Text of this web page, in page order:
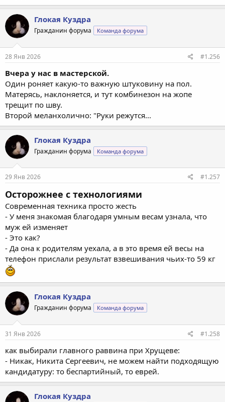
Глокая Куздра
Гражданин форума Команда форума
28 Янв 2026 #1.256
Вчера у нас в мастерской.
Один роняет какую-то важную штуковину на пол.
Матерясь, наклоняется, и тут комбинезон на жопе
трещит по шву.
Второй меланхолично: "Руки режутся...
Глокая Куздра
Гражданин форума Команда форума
29 Янв 2026 #1.257
Осторожнее с технологиями
Современная техника просто жесть
- У меня знакомая благодаря умным весам узнала, что
муж ей изменяет
- Это как?
- Да она к родителям уехала, а в это время ей весы на
телефон прислали результат взвешивания чьих-то 59 кг
Глокая Куздра
Гражданин форума Команда форума
31 Янв 2026 #1.258
как выбирали главного раввина при Хрущеве:
- Никак, Никита Сергеевич, не можем найти подходящую
кандидатуру: то беспартийный, то еврей.
Глокая Куздра